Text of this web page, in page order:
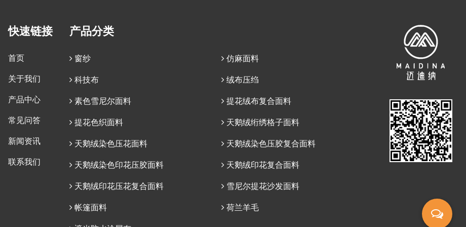
快速链接
首页
关于我们
产品中心
常见问答
新闻资讯
联系我们
产品分类
窗纱 仿麻面料
科技布 绒布压绉
素色雪尼尔面料 提花绒布复合面料
提花色织面料 天鹅绒绗绣格子面料
天鹅绒染色压花面料 天鹅绒染色压胶复合面料
天鹅绒染色印花压胶面料 天鹅绒印花复合面料
天鹅绒印花压花复合面料 雪尼尔提花沙发面料
帐篷面料 荷兰羊毛